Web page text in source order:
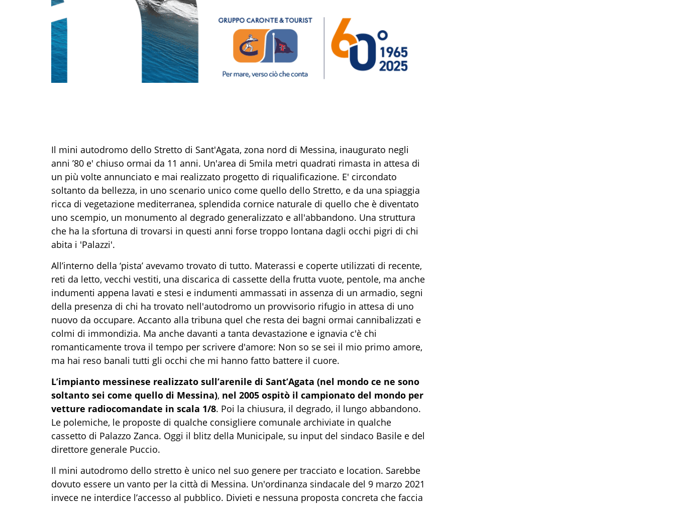
Il mini autodromo dello Stretto di Sant'Agata, zona nord di Messina, inaugurato negli
anni ’80 e' chiuso ormai da 11 anni. Un'area di 5mila metri quadrati rimasta in attesa di
un più volte annunciato e mai realizzato progetto di riqualificazione. E' circondato
soltanto da bellezza, in uno scenario unico come quello dello Stretto, e da una spiaggia
ricca di vegetazione mediterranea, splendida cornice naturale di quello che è diventato
uno scempio, un monumento al degrado generalizzato e all'abbandono. Una struttura
che ha la sfortuna di trovarsi in questi anni forse troppo lontana dagli occhi pigri di chi
abita i 'Palazzi'.
All’interno della ‘pista’ avevamo trovato di tutto. Materassi e coperte utilizzati di recente,
reti da letto, vecchi vestiti, una discarica di cassette della frutta vuote, pentole, ma anche
indumenti appena lavati e stesi e indumenti ammassati in assenza di un armadio, segni
della presenza di chi ha trovato nell'autodromo un provvisorio rifugio in attesa di uno
nuovo da occupare. Accanto alla tribuna quel che resta dei bagni ormai cannibalizzati e
colmi di immondizia. Ma anche davanti a tanta devastazione e ignavia c'è chi
romanticamente trova il tempo per scrivere d'amore: Non so se sei il mio primo amore,
ma hai reso banali tutti gli occhi che mi hanno fatto battere il cuore.
L’impianto messinese realizzato sull’arenile di Sant’Agata (nel mondo ce ne sono
soltanto sei come quello di Messina), nel 2005 ospitò il campionato del mondo per
vetture radiocomandate in scala 1/8. Poi la chiusura, il degrado, il lungo abbandono.
Le polemiche, le proposte di qualche consigliere comunale archiviate in qualche
cassetto di Palazzo Zanca. Oggi il blitz della Municipale, su input del sindaco Basile e del
direttore generale Puccio.
Il mini autodromo dello stretto è unico nel suo genere per tracciato e location. Sarebbe
dovuto essere un vanto per la città di Messina. Un'ordinanza sindacale del 9 marzo 2021
invece ne interdice l’accesso al pubblico. Divieti e nessuna proposta concreta che faccia